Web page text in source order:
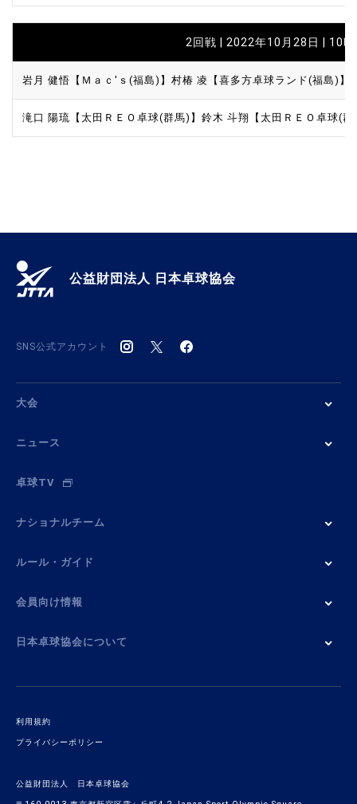
2回戦 | 2022年10月28日 | 10
岩月 健悟【Ｍａｃ'ｓ(福島)】 村椿 凌【喜多方卓球ランド(福島)】
滝口 陽琉【太田ＲＥＯ卓球(群馬)】 鈴木 斗翔【太田ＲＥＯ卓球(群
公益財団法人 日本卓球協会
SNS公式アカウント
大会
ニュース
卓球TV
ナショナルチーム
ルール・ガイド
会員向け情報
日本卓球協会について
利用規約
プライバシーポリシー
公益財団法人 日本卓球協会